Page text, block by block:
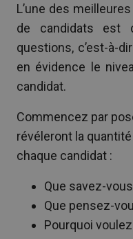
L’une des
de candidats est
questions, c’est-à-
en évidence le
candidat.
Commencez par
révéleront la
chaque candidat :
Que savez-
Que pensez-
Pourquoi